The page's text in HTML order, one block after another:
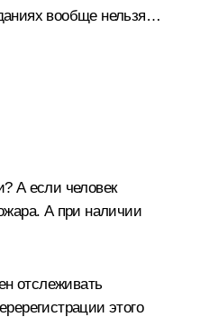
вообще нельзя…
А если человек
А при наличии
отслеживать
этого